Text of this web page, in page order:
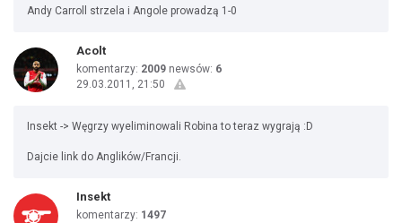
Andy Carroll strzela i Angole prowadzą 1-0
Acolt
komentarzy: 2009 newsów: 6
29.03.2011, 21:50
Insekt -> Węgrzy wyeliminowali Robina to teraz wygrają :D
Dajcie link do Anglików/Francji.
Insekt
komentarzy: 1497